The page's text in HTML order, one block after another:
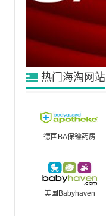
热门海淘网站
德国BA保镖药房
美国Babyhaven